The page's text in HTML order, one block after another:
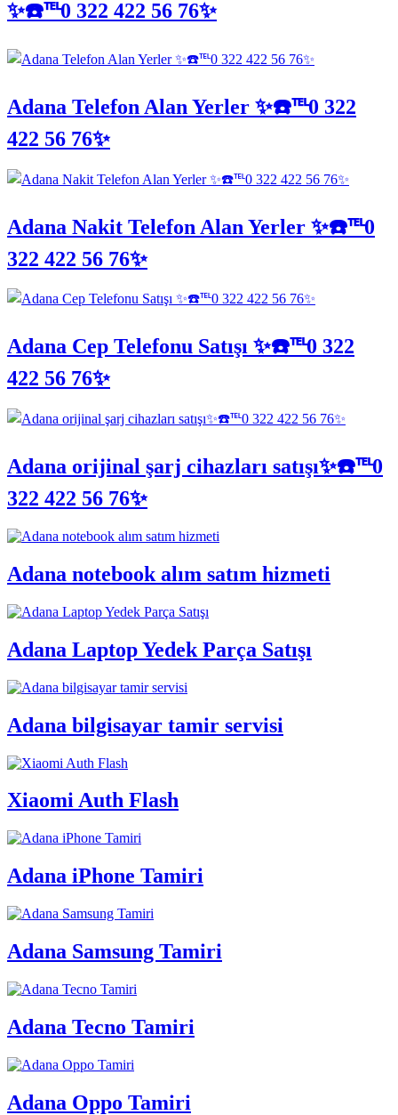
✨☎️℡0 322 422 56 76✨
Adana Telefon Alan Yerler ✨☎️℡0 322
422 56 76✨
Adana Nakit Telefon Alan Yerler ✨☎️℡0
322 422 56 76✨
Adana Cep Telefonu Satışı ✨☎️℡0 322
422 56 76✨
Adana orijinal şarj cihazları satışı✨☎️℡0
322 422 56 76✨
Adana notebook alım satım hizmeti
Adana Laptop Yedek Parça Satışı
Adana bilgisayar tamir servisi
Xiaomi Auth Flash
Adana iPhone Tamiri
Adana Samsung Tamiri
Adana Tecno Tamiri
Adana Oppo Tamiri